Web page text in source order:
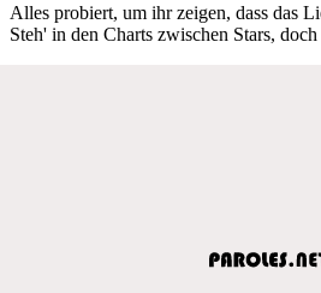
Alles probiert, um ihr zeigen, dass das
Steh' in den Charts zwischen Stars,